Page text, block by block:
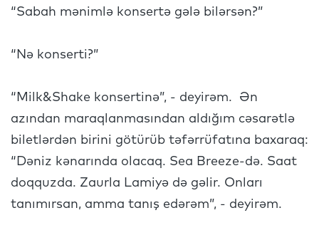
“Sabah mənimlə konsertə gələ bilərsən?”
“Nə konserti?”
“Milk&Shake konsertinə”, - deyirəm. Ən
azından maraqlanmasından aldığım cəsarətlə
biletlərdən birini götürüb təfərrüfatına baxaraq:
“Dəniz kənarında olacaq. Sea Breeze-də. Saat
doqquzda. Zaurla Lamiyə də gəlir. Onları
tanımırsan, amma tanış edərəm”, - deyirəm.